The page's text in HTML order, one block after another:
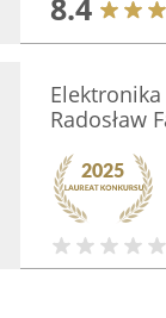
8.4
Radosław